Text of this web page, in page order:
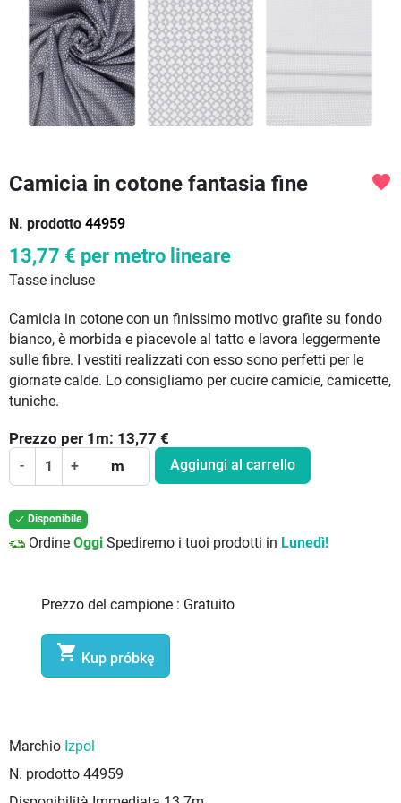
Camicia in cotone fantasia fine
N. prodotto 44959
favorite
13,77 € per metro lineare
Tasse incluse
Camicia in cotone con un finissimo motivo grafite su fondo
bianco, è morbida e piacevole al tatto e lavora leggermente
sulle fibre. I vestiti realizzati con esso sono perfetti per le
giornate calde. Lo consigliamo per cucire camicie, camicette,
tuniche.
Prezzo per 1 m: 13,77 €
- + m Aggiungi al carrello
 Disponibile
Ordine Oggi Spediremo i tuoi prodotti in Lunedì!
Prezzo del campione : Gratuito
 Kup próbkę
Marchio Izpol
N. prodotto 44959